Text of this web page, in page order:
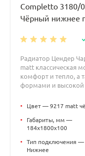
Completto 3180/
Чёрный нижнее
Радиатор Цендер
matt классическая
комфорт и тепло, а
формами и высокой
• Цвет — 9217 matt
•
Габариты, мм —
184x1800x100
•
Тип подключения —
Нижнее